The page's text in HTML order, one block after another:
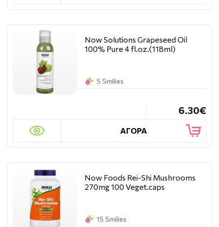
Now Solutions Grapeseed Oil
100% Pure 4 fl.oz.(118ml)
5 Smilies
6.30€
ΑΓΟΡΑ
Now Foods Rei-Shi Mushrooms
270mg 100 Veget.caps
15 Smilies